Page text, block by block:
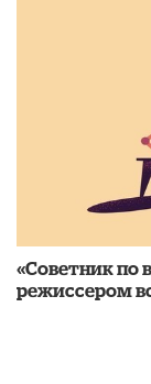
«Советник по
режиссером